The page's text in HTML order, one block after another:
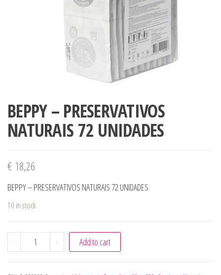
BEPPY – PRESERVATIVOS
NATURAIS 72 UNIDADES
€ 18,26
BEPPY – PRESERVATIVOS NATURAIS 72 UNIDADES
10 in stock
- BEPPY - PRESERVATIVOS NATURAIS 72 UNIDADES quantity
+ Add to cart